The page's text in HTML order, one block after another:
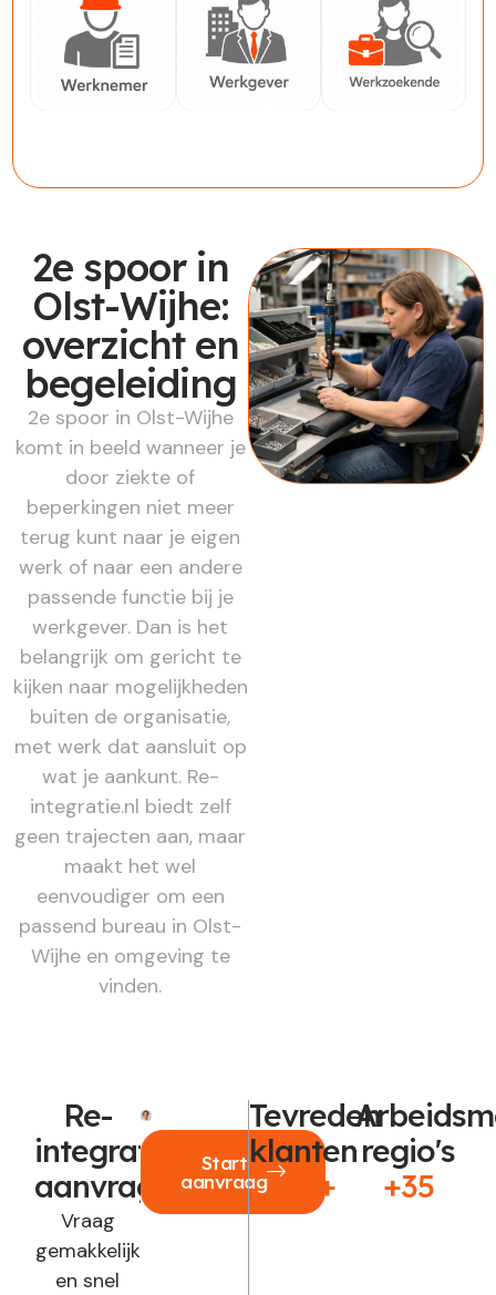
2e spoor in
Olst-Wijhe:
overzicht en
begeleiding
2e spoor in Olst-Wijhe
komt in beeld wanneer je
door ziekte of
beperkingen niet meer
terug kunt naar je eigen
werk of naar een andere
passende functie bij je
werkgever. Dan is het
belangrijk om gericht te
kijken naar mogelijkheden
buiten de organisatie,
met werk dat aansluit op
wat je aankunt. Re-
integratie.nl biedt zelf
geen trajecten aan, maar
maakt het wel
eenvoudiger om een
passend bureau in Olst-
Wijhe en omgeving te
vinden.
Re-
integratie
aanvragen?
Vraag
gemakkelijk
en snel
Start
aanvraag
Tevreden
klanten
250+
regio's
+35